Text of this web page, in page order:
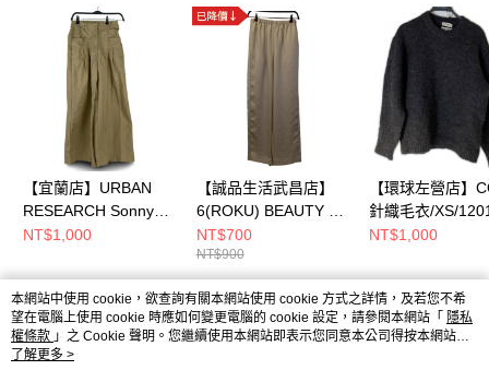
【宜蘭店】URBAN
RESEARCH Sonny
Label/褲子/36/LA46-
NT$1,000
【誠品生活武昌店】
6(ROKU) BEAUTY &
YOUTH UNITED /褲
子//
NT$700
NT$900
【環球左營店】
針織毛衣/XS/
8
NT$1,000
熱門標籤
本網站中使用 cookie，欲查詢有關本網站使用 cookie 方式之詳情，及若您不希
望在電腦上使用 cookie 時應如何變更電腦的 cookie 設定，請參閱本網站「 隱私
權條款 」之 Cookie 聲明。您繼續使用本網站即表示您同意本公司得按本網站使
用條款之 Cookie 聲明使用 cookie。
了解更多 >